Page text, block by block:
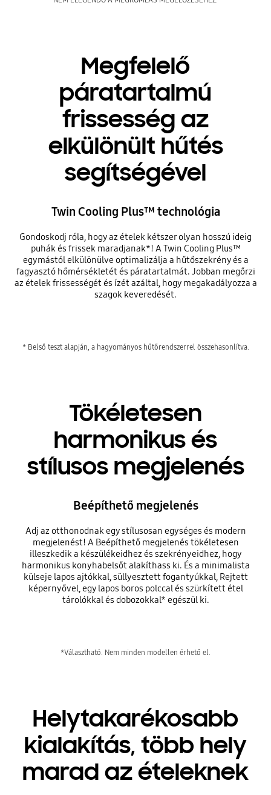
Megfelelő
páratartalmú
frissesség az
elkülönült hűtés
segítségével
Twin Cooling Plus™ technológia
Gondoskodj róla, hogy az ételek kétszer olyan hosszú ideig
puhák és frissek maradjanak*! A Twin Cooling Plus™
egymástól elkülönülve optimalizálja a hűtőszekrény és a
fagyasztó hőmérsékletét és páratartalmát. Jobban megőrzi
az ételek frissességét és ízét azáltal, hogy megakadályozza a
szagok keveredését.
* Belső teszt alapján, a hagyományos hűtőrendszerrel összehasonlítva.
Tökéletesen
harmonikus és
stílusos megjelenés
Beépíthető megjelenés
Adj az otthonodnak egy stílusosan egységes és modern
megjelenést! A Beépíthető megjelenés tökéletesen
illeszkedik a készülékeidhez és szekrényeidhez, hogy
harmonikus konyhabelsőt alakíthass ki. És a minimalista
külseje lapos ajtókkal, süllyesztett fogantyúkkal, Rejtett
képernyővel, egy lapos boros polccal és szürkített étel
tárolókkal és dobozokkal* egészül ki.
*Választható. Nem minden modellen érhető el.
Helytakarékosabb
kialakítás, több hely
marad az ételeknek